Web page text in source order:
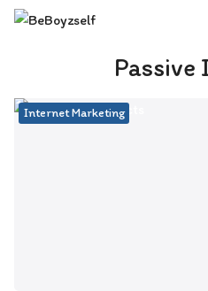
Skip
Passive
Internet Marketing